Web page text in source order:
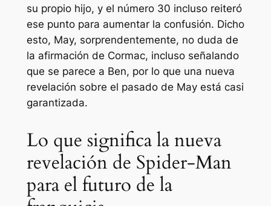
su propio hijo, y el número 30 incluso reiteró
ese punto para aumentar la confusión. Dicho
esto, May, sorprendentemente, no duda de
la afirmación de Cormac, incluso señalando
que se parece a Ben, por lo que una nueva
revelación sobre el pasado de May está casi
garantizada.
Lo que significa la nueva
revelación de Spider-Man
para el futuro de la